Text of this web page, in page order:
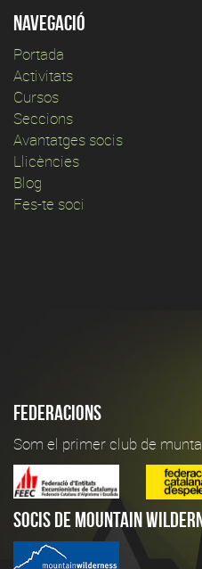
Navegació
Portada
Activitats
Cursos
Seccions
Avantatges socis
Llicències
Blog
Fes-te soci
Federacions
Som el primer club de
Socis de Mountain